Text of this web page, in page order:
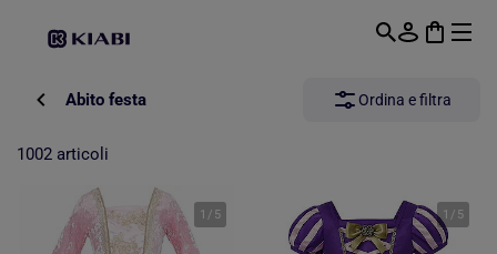
Abito festa Ordina e filtra
1002 articoli
1 / 5 1 / 5